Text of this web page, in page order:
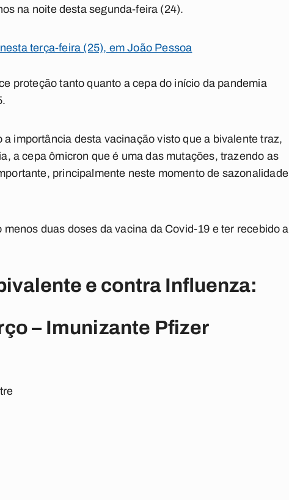
na noite desta segunda-feira (24).
terça-feira (25), em João Pessoa
proteção tanto quanto a cepa do início da pandemia
importância desta vacinação visto que a bivalente traz,
a cepa ômicron que é uma das mutações, trazendo as
principalmente neste momento de sazonalidade
duas doses da vacina da Covid-19 e ter recebido a
e contra Influenza:
– Imunizante Pfizer